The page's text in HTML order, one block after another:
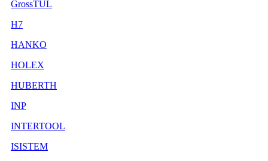
GrossTUL
H7
HANKO
HOLEX
HUBERTH
INP
INTERTOOL
ISISTEM